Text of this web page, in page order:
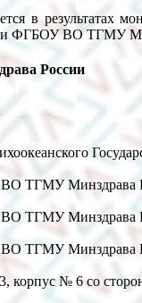
в результатах
ФГБОУ ВО ТГМУ
России
ТГМУ Минздрава
ТГМУ Минздрава
ТГМУ Минздрава
№ 6 со